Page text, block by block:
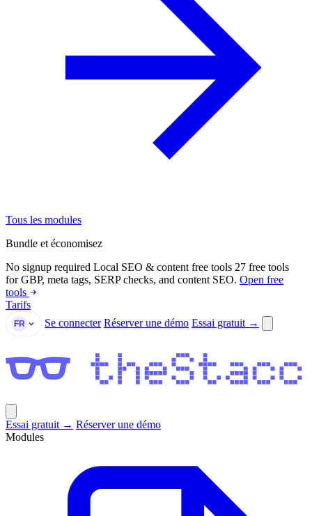
Tous les modules
Bundle et économisez
No signup required Local SEO & content free tools 27 free tools
for GBP, meta tags, SERP checks, and content SEO. Open free
tools
Tarifs
FR Se connecter Réserver une démo Essai gratuit →
Essai gratuit → Réserver une démo
Modules